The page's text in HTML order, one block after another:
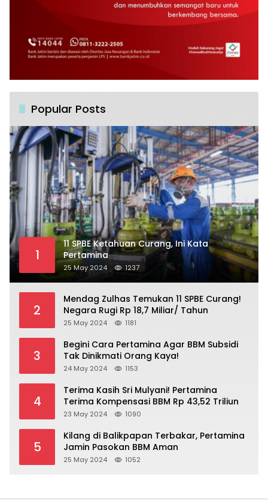
Popular Posts
1
11 SPBE Ketahuan Curang, Ini Kata
Pertamina
25 May 2024 1237
2
Mendag Zulhas Temukan 11 SPBE Curang!
Negara Rugi Rp 18,7 Miliar/ Tahun
25 May 2024 1181
3
Begini Cara Pertamina Agar BBM Subsidi
Tak Dinikmati Orang Kaya!
24 May 2024 1153
4
Terima Kasih Sri Mulyani! Pertamina
Terima Kompensasi BBM Rp 43,52 Triliun
23 May 2024 1090
5
Kilang di Balikpapan Terbakar, Pertamina
Jamin Pasokan BBM Aman
25 May 2024 1052